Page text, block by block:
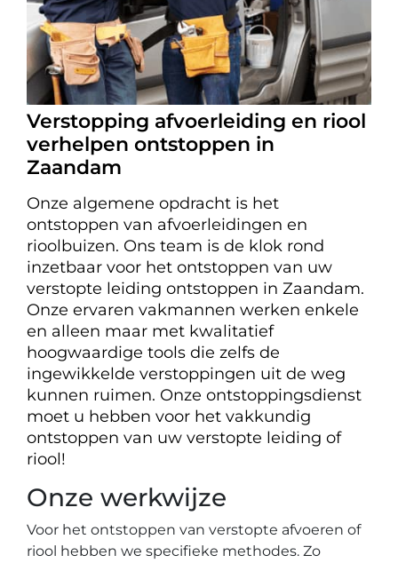
Verstopping afvoerleiding en riool
verhelpen ontstoppen in
Zaandam
Onze algemene opdracht is het
ontstoppen van afvoerleidingen en
rioolbuizen. Ons team is de klok rond
inzetbaar voor het ontstoppen van uw
verstopte leiding ontstoppen in Zaandam.
Onze ervaren vakmannen werken enkele
en alleen maar met kwalitatief
hoogwaardige tools die zelfs de
ingewikkelde verstoppingen uit de weg
kunnen ruimen. Onze ontstoppingsdienst
moet u hebben voor het vakkundig
ontstoppen van uw verstopte leiding of
riool!
Onze werkwijze
Voor het ontstoppen van verstopte afvoeren of
riool hebben we specifieke methodes. Zo